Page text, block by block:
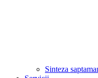
Sinteza